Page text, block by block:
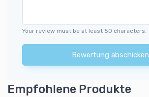
Your review must be at least 50 characters.
Bewertung abschicken
Empfohlene Produkte